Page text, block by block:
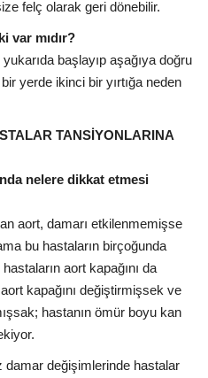
felç olarak geri dönebilir.
var mıdır?
başlayıp aşağıya doğru
yerde ikinci bir yırtığa neden
TANSİYONLARINA
nelere dikkat etmesi
aort, damarı etkilenmemişse
bu hastaların birçoğunda
aort kapağını da
kapağını değiştirmişsek ve
hastanın ömür boyu kan
damar değişimlerinde hastalar